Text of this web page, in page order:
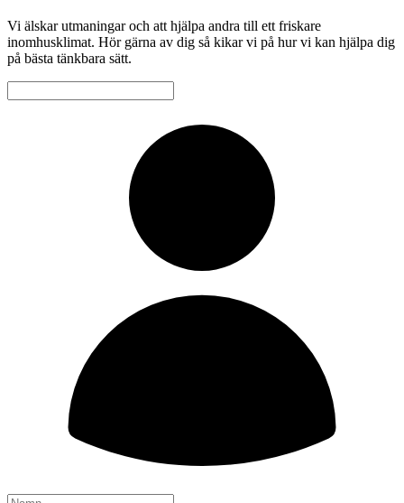
Vi älskar utmaningar och att hjälpa andra till ett friskare
inomhusklimat. Hör gärna av dig så kikar vi på hur vi kan hjälpa dig
på bästa tänkbara sätt.